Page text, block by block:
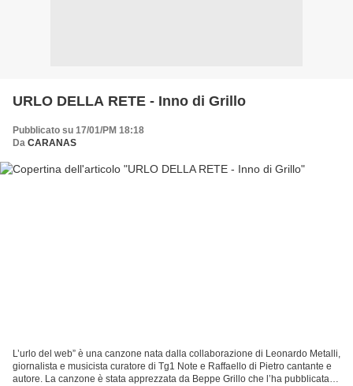
URLO DELLA RETE - Inno di Grillo
Pubblicato su 17/01/PM 18:18
Da CARANAS
L’urlo del web” è una canzone nata dalla collaborazione di Leonardo Metalli,
giornalista e musicista curatore di Tg1 Note e Raffaello di Pietro cantante e
autore. La canzone è stata apprezzata da Beppe Grillo che l’ha pubblicata